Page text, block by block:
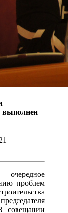
выполнен
проблем
совещании